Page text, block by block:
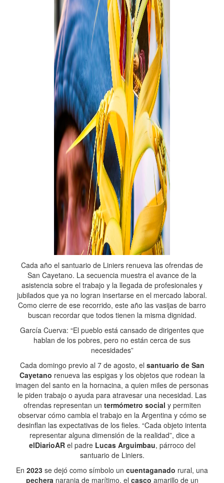
Cada año el santuario de Liniers renueva las ofrendas de
San Cayetano. La secuencia muestra el avance de la
asistencia sobre el trabajo y la llegada de profesionales y
jubilados que ya no logran insertarse en el mercado laboral.
Como cierre de ese recorrido, este año las vasijas de barro
buscan recordar que todos tienen la misma dignidad.
García Cuerva: “El pueblo está cansado de dirigentes que
hablan de los pobres, pero no están cerca de sus
necesidades”
Cada domingo previo al 7 de agosto, el santuario de San
Cayetano renueva las espigas y los objetos que rodean la
imagen del santo en la hornacina, a quien miles de personas
le piden trabajo o ayuda para atravesar una necesidad. Las
ofrendas representan un termómetro social y permiten
observar cómo cambia el trabajo en la Argentina y cómo se
desinflan las expectativas de los fieles. “Cada objeto intenta
representar alguna dimensión de la realidad”, dice a
elDiarioARel padre Lucas Arguimbau, párroco del
santuario de Liniers.
En 2023 se dejó como símbolo un cuentaganado rural, una
pecheranaranja de marítimo, el casco amarillo de un